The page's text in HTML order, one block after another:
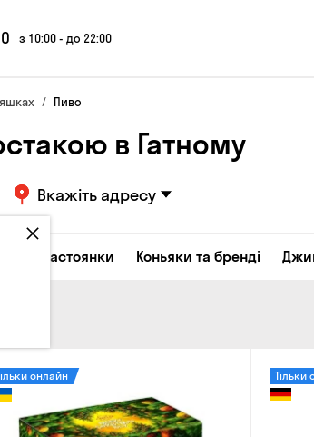
з 10:00 - до 22:00
Пиво
в Гатному
Вкажіть адресу
та настоянки Коньяки та бренді
онлайн Тільки